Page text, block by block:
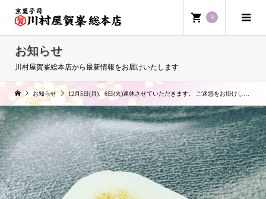
0
お知らせ
川村屋賀峯総本店から最新情報をお届けいたします
お知らせ 12月5日(月)、6日(火)連休させていただきます。 ご迷惑をお掛けしますが宜しくお願いします。